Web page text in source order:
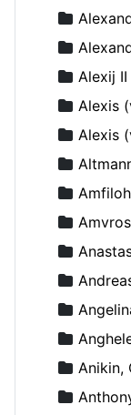
Alexij
Alexis
Alexis
Anikin,